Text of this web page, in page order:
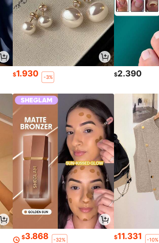
$1.930 -3% $2.390
$3.868 -32% $11.331 -10%